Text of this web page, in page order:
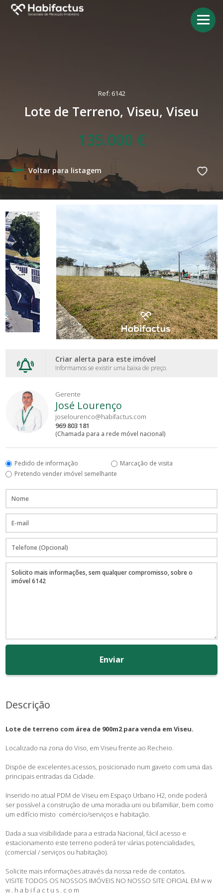
Ref: 6142
Lote de Terreno, Viseu, Viseu
135.000 €
Voltar para listagem
Criar alerta para este imóvel
Informamos se existir uma baixa de preço.
Gerente
José Lourenço
joselourenco@habifactus.com
969 803 181
(Chamada para a rede móvel nacional)
Pedido de informação
Marcação de visita
Pretendo vender imóvel semelhante
Enviar
Descrição
Lote de terreno com área de 900m2 para venda em Viseu.
Localizado na zona do Viso, em Viseu frente ao Recheio.
Dispõe de excelentes acessos, posicionado num gaveto com uma das
principais entradas da Cidade.
Inserido no atual PDM de Viseu em Espaço Urbano H2, onde poderá
ser possível a construção de uma moradia uni ou bifamiliar, bem como
um edifício misto comércio/serviços e habitação.
Dada a sua visibilidade para a estrada Nacional, fácil acesso e
estacionamento este terreno poderá ter várias potencialidades,
(comercial / serviços ou habitação).
Solicite mais informações através da nossa rede de contatos.
VISITE TODOS OS NOSSOS IMÓVEIS NO NOSSO SITE OFICIAL EM w w
w . h a b i f a c t u s . c o m